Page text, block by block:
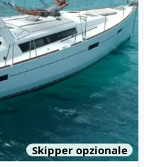
Skipper opzionale